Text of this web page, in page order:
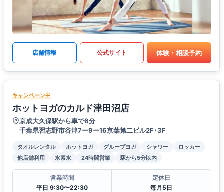
店舗情報 公式サイト 体験・相談予約
キャンペーン中
ホットヨガのカルド津田沼店
京成大久保駅から車で6分
千葉県習志野市谷津7ー9ー16京葉第二ビル2F･3F
タオルレンタル ホットヨガ グループヨガ シャワー
ロッカー
他店舗利用
水素水 24時間営業 駅から5分以内
営業時間
平日 9:30〜22:30
定休日
毎月5日